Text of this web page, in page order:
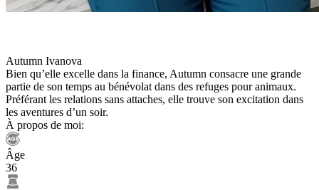
Autumn Ivanova
Bien qu’elle excelle dans la finance, Autumn consacre une grande
partie de son temps au bénévolat dans des refuges pour animaux.
Préférant les relations sans attaches, elle trouve son excitation dans
les aventures d’un soir.
À propos de moi:
Âge
36